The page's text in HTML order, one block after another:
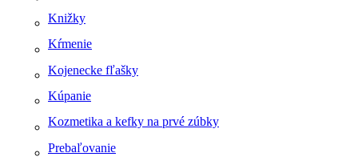
Knižky
Kŕmenie
Kojenecke fľašky
Kúpanie
Kozmetika a kefky na prvé zúbky
Prebaľovanie